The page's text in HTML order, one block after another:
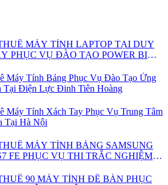
MÁY TÍNH LAPTOP TẠI DUY
PHỤC VỤ ĐÀO TẠO POWER BI
Máy Tính Bảng Phục Vụ Đào Tạo Ứng
Tại Điện Lực Đinh Tiên Hoàng
Máy Tính Xách Tay Phục Vụ Trung Tâm
Tại Hà Nội
MÁY TÍNH BẢNG SAMSUNG
FE PHỤC VỤ THI TRẮC NGHIỆM
90 MÁY TÍNH ĐỂ BÀN PHỤC